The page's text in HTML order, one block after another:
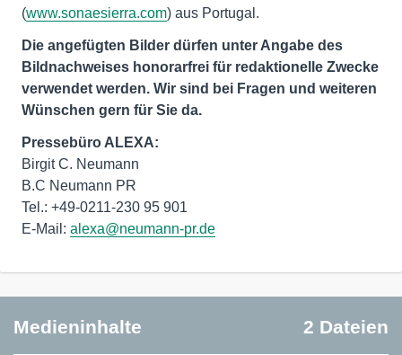
(www.sonaesierra.com) aus Portugal.
Die angefügten Bilder dürfen unter Angabe des
Bildnachweises honorarfrei für redaktionelle Zwecke
verwendet werden. Wir sind bei Fragen und weiteren
Wünschen gern für Sie da.
Pressebüro ALEXA:
Birgit C. Neumann
B.C Neumann PR
Tel.: +49-0211-230 95 901
E-Mail: alexa@neumann-pr.de
Medieninhalte 2 Dateien